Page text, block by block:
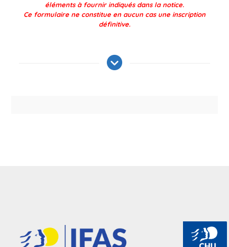
éléments à fournir indiqués dans la notice.
Ce formulaire ne constitue en aucun cas une inscription
définitive.